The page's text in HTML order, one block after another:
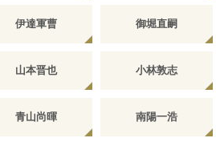
伊達軍曹 御堀直嗣
山本晋也 小林敦志
青山尚暉 南陽一浩